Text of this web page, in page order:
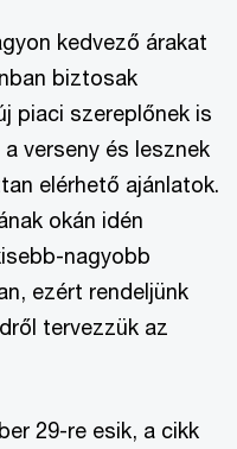
kedvező árakat
biztosak
piaci szereplőnek is
verseny és lesznek
elérhető ajánlatok.
okán idén
nagyobb
ezért rendeljünk
tervezzük az
29-re esik, a cikk